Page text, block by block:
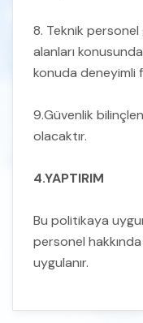
KVKK Kişisel
BGYS Politikası
8. Teknik
alanları
konuda deneyimli
9.Güvenlik
olacaktır.
4.YAPTIRIM
Bu politikaya
personel
uygulanır.